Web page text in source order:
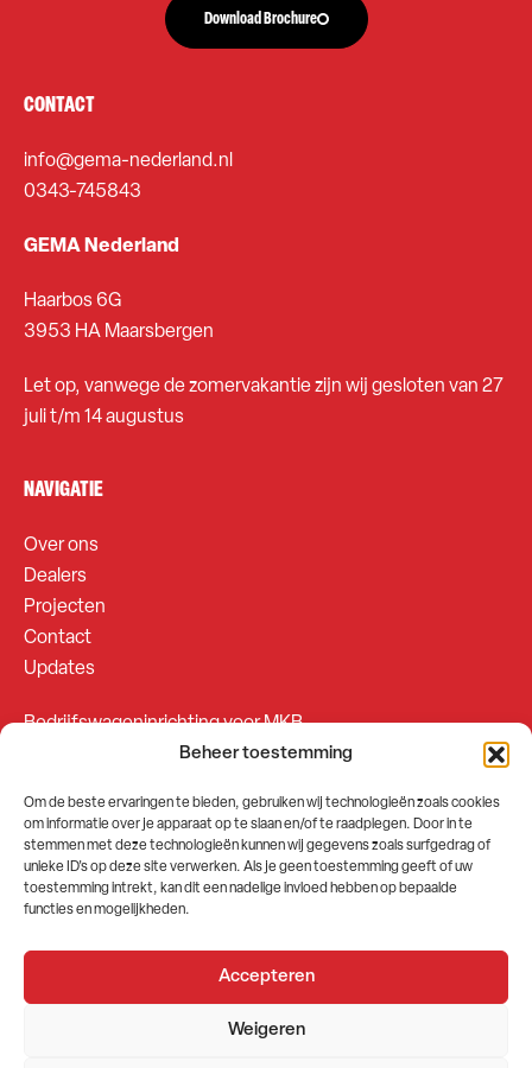
Beheer toestemming
Om de beste ervaringen te bieden, gebruiken wij technologieën zoals cookies
om informatie over je apparaat op te slaan en/of te raadplegen. Door in te
stemmen met deze technologieën kunnen wij gegevens zoals surfgedrag of
unieke ID's op deze site verwerken. Als je geen toestemming geeft of uw
toestemming intrekt, kan dit een nadelige invloed hebben op bepaalde
functies en mogelijkheden.
Accepteren
Weigeren
Download Brochure
CONTACT
info@gema-nederland.nl
0343-745843
GEMA Nederland
Haarbos 6G
3953 HA Maarsbergen
Let op, vanwege de zomervakantie zijn wij gesloten van 27
juli t/m 14 augustus
NAVIGATIE
Over ons
Dealers
Projecten
Contact
Updates
Bedrijfswageninrichting voor MKB
Bedrijfswageninrichting voor Fleetsales
SOCIALS